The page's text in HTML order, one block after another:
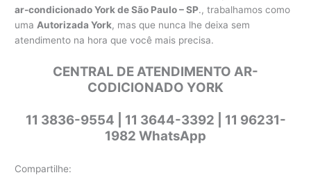
ar-condicionado York de São Paulo – SP., trabalhamos como
uma Autorizada York, mas que nunca lhe deixa sem
atendimento na hora que você mais precisa.
CENTRAL DE ATENDIMENTO AR-
CODICIONADO YORK
11 3836-9554 | 11 3644-3392 | 11 96231-
1982 WhatsApp
Compartilhe: